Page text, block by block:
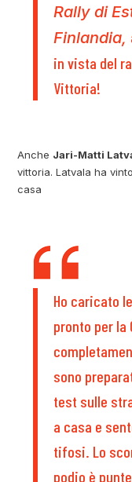
Rally di
Finlandia,
in vista del
Vittoria!
Anche Jari-Matti
vittoria. Latvala ha
casa
Ho caricato
pronto per la
sono
test sulle
a casa e
tifosi. Lo
podio è